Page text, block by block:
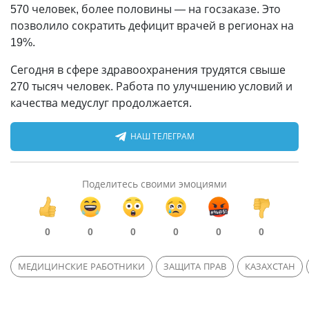
570 человек, более половины — на госзаказе. Это
позволило сократить дефицит врачей в регионах на
19%.
Сегодня в сфере здравоохранения трудятся свыше
270 тысяч человек. Работа по улучшению условий и
качества медуслуг продолжается.
НАШ ТЕЛЕГРАМ
Поделитесь своими эмоциями
0 0 0 0 0 0
МЕДИЦИНСКИЕ РАБОТНИКИ ЗАЩИТА ПРАВ КАЗАХСТАН